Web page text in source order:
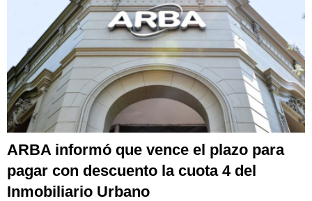
ARBA informó que vence el plazo para
pagar con descuento la cuota 4 del
Inmobiliario Urbano